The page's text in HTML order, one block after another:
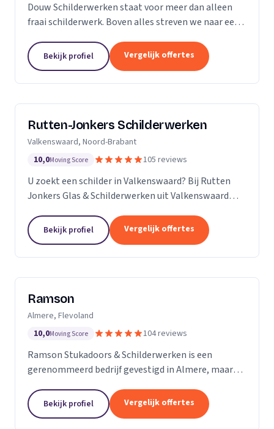
Douw Schilderwerken staat voor meer dan alleen
fraai schilderwerk. Boven alles streven we naar een
kostenbesparend voor u als klant. Bovendien kunt u
rekenen op...
Bekijk profiel Vergelijk offertes
Rutten-Jonkers Schilderwerken
Valkenswaard, Noord-Brabant
10,0Moving Score 105 reviews
U zoekt een schilder in Valkenswaard? Bij Rutten
Jonkers Glas & Schilderwerken uit Valkenswaard
Bekijk profiel Vergelijk offertes
Ramson
Almere, Flevoland
10,0Moving Score 104 reviews
Ramson Stukadoors & Schilderwerken is een
gerenommeerd bedrijf gevestigd in Almere, maar
Of u nu in Amsterdam, Harderwijk, Amersfoort of
elders...
Bekijk profiel Vergelijk offertes